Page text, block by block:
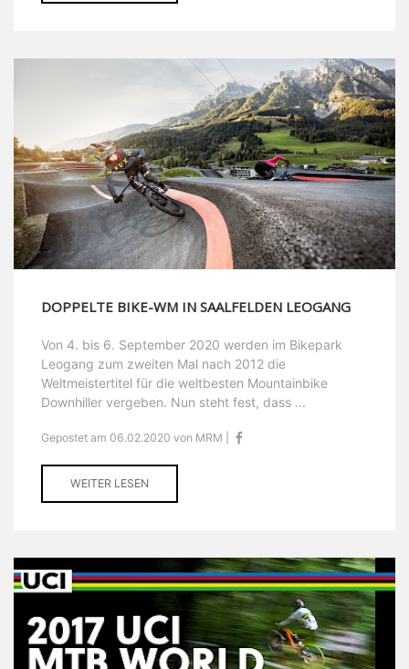
DOPPELTE BIKE-WM IN SAALFELDEN LEOGANG
Von 4. bis 6. September 2020 werden im Bikepark
Leogang zum zweiten Mal nach 2012 die
Weltmeistertitel für die weltbesten Mountainbike
Downhiller vergeben. Nun steht fest, dass ...
Gepostet am 06.02.2020 von MRM |
WEITER LESEN